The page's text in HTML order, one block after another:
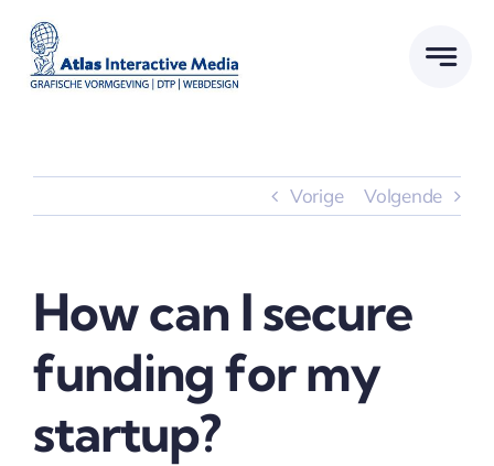
naar
inhoud
Vorige Volgende
How can I secure
funding for my
startup?